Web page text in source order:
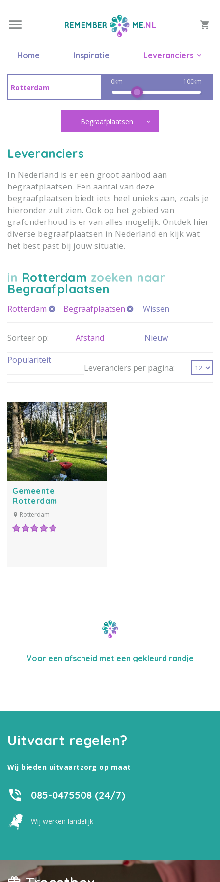
Home Inspiratie Leveranciers
0km 100km
Begraafplaatsen
Leveranciers
In Nederland is er een groot aanbod aan
begraafplaatsen. Een aantal van deze
begraafplaatsen biedt iets heel unieks aan, zoals je
hieronder zult zien. Ook op het gebied van
grafonderhoud is er van alles mogelijk. Ontdek hier
diverse begraafplaatsen in Nederland en kijk wat
het best past bij jouw situatie.
in Rotterdam zoeken naar
Begraafplaatsen
Rotterdam Begraafplaatsen Wissen
Sorteer op: Afstand Nieuw
Populariteit
Leveranciers per pagina:
Gemeente
Rotterdam
Rotterdam
Voor een afscheid met een gekleurd randje
Uitvaart regelen?
Wij bieden uitvaartzorg op maat
085-0475508 (24/7)
Wij werken landelijk